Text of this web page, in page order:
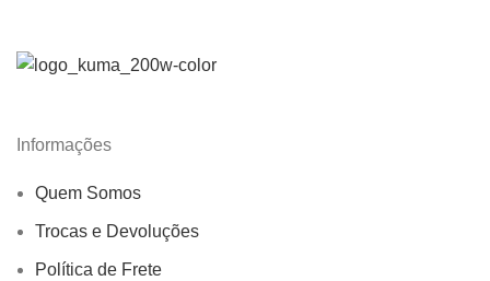
Informações
Quem Somos
Trocas e Devoluções
Política de Frete